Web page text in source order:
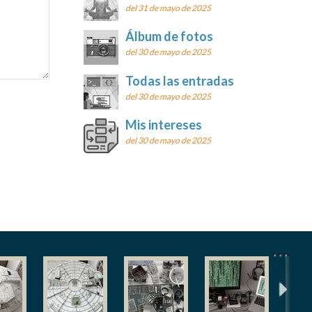
del 31 de mayo de 2025
Álbum de fotos
del 30 de mayo de 2025
Todas las entradas
del 30 de mayo de 2025
Mis intereses
del 30 de mayo de 2025